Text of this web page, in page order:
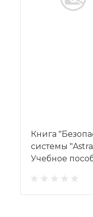
Книга
системы
Учебное